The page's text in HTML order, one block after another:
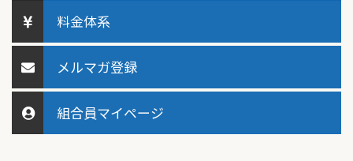
料金体系
メルマガ登録
組合員マイページ